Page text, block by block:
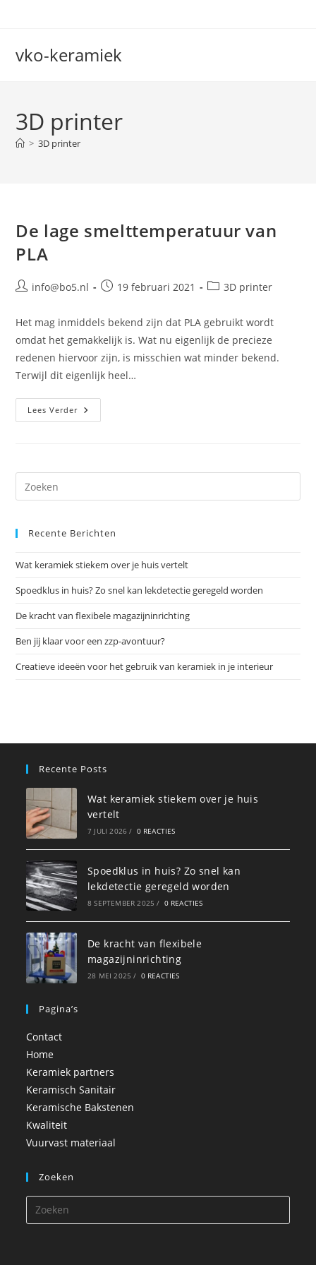
vko-keramiek
3D printer
> 3D printer
De lage smelttemperatuur van
PLA
Berichtinfo@bo5.nl
Bericht
op:
19 februari 2021 Berichtcategorie:
3D printer
Het mag inmiddels bekend zijn dat PLA gebruikt wordt
omdat het gemakkelijk is. Wat nu eigenlijk de precieze
redenen hiervoor zijn, is misschien wat minder bekend.
Terwijl dit eigenlijk heel…
Lees VerderDe
Lage
op
Recente Berichten
Wat keramiek stiekem over je huis vertelt
Spoedklus in huis? Zo snel kan lekdetectie geregeld worden
De kracht van flexibele magazijninrichting
Ben jij klaar voor een zzp-avontuur?
Creatieve ideeën voor het gebruik van keramiek in je interieur
Recente Posts
Wat keramiek stiekem over je huis
vertelt
7 JULI 2026 / 0 REACTIES
Spoedklus in huis? Zo snel kan
lekdetectie geregeld worden
8 SEPTEMBER 2025 / 0 REACTIES
De kracht van flexibele
magazijninrichting
28 MEI 2025 / 0 REACTIES
Pagina’s
Contact
Home
Keramiek partners
Keramisch Sanitair
Keramische Bakstenen
Kwaliteit
Vuurvast materiaal
Zoeken
op